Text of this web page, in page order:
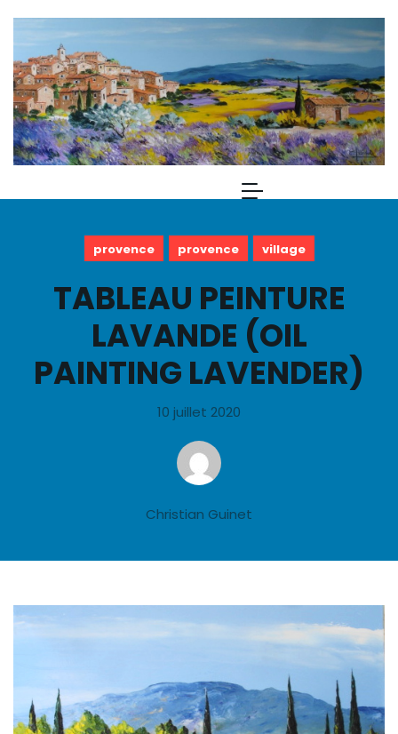
provence provence village
TABLEAU PEINTURE
LAVANDE (OIL
PAINTING LAVENDER)
10 juillet 2020
Christian Guinet